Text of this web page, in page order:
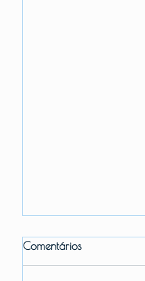
Comentários